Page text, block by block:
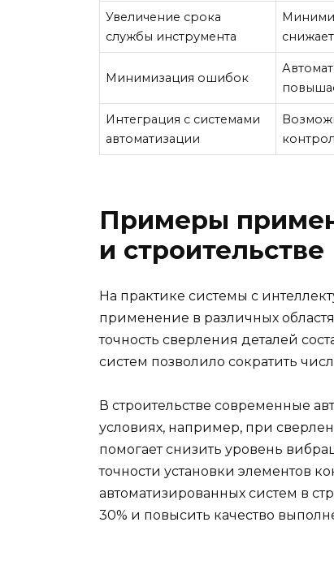
Увеличение срока
службы инструмента
Минимизация ошибок
Интеграция с системами
автоматизации
Примеры
и строительстве
На практике системы с
применение в различных
точность сверления деталей
систем позволило сократить
В строительстве современные
условиях, например, при
помогает снизить уровень
точности установки элементов
автоматизированных систем в
30% и повысить качество